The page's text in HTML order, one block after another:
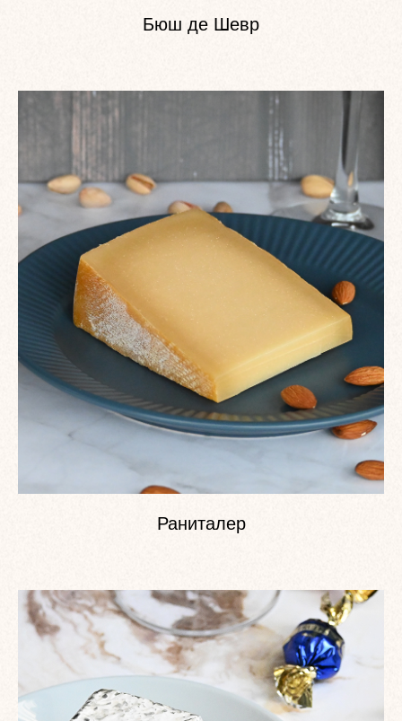
Бюш де Шевр
Раниталер